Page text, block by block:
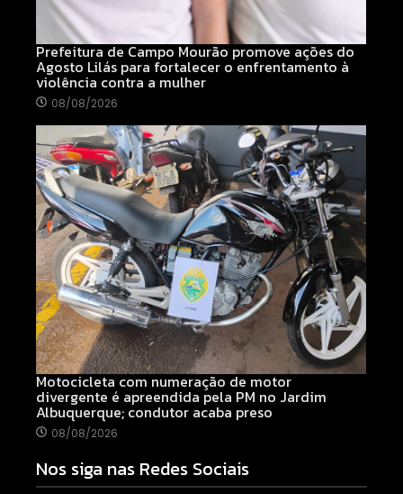
Prefeitura de Campo Mourão promove ações do
Agosto Lilás para fortalecer o enfrentamento à
violência contra a mulher
08/08/2026
Motocicleta com numeração de motor
divergente é apreendida pela PM no Jardim
Albuquerque; condutor acaba preso
08/08/2026
Nos siga nas Redes Sociais